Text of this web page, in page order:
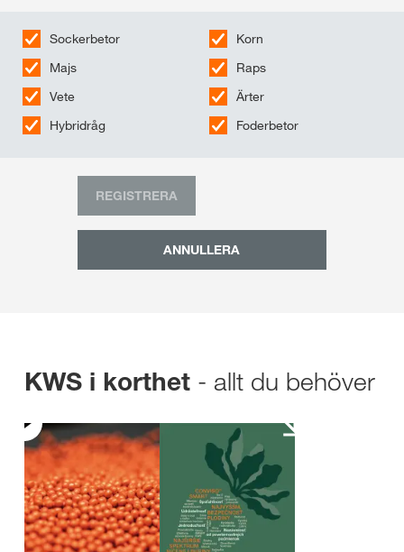
Sockerbetor
Majs
Vete
Hybridråg
Korn
Raps
Ärter
Foderbetor
ANNULLERA
REGISTRERA
KWS i korthet - allt du behöver